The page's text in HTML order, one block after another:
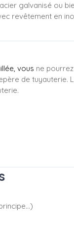
galvanisé ou
revêtement en
vous ne
de tuyauterie.